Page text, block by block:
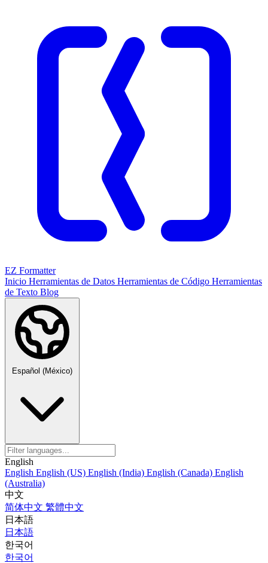
EZ Formatter
Inicio Herramientas de Datos Herramientas de Código Herramientas
de Texto Blog
Español (México)
English
English English (US) English (India) English (Canada) English
(Australia)
中文
简体中文 繁體中文
日本語
日本語
한국어
한국어